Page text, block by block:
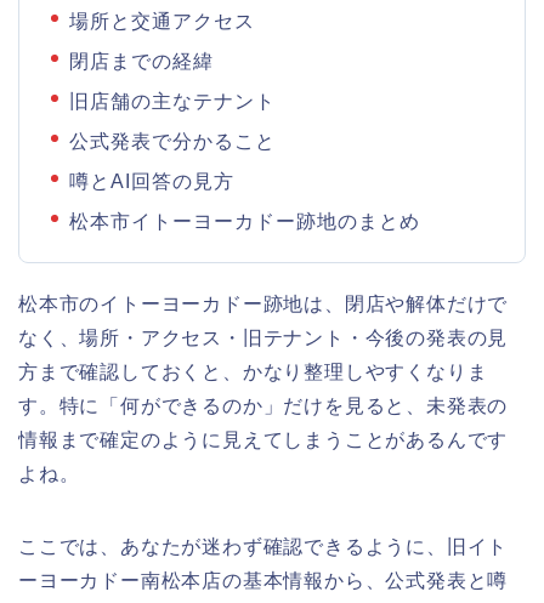
場所と交通アクセス
閉店までの経緯
旧店舗の主なテナント
公式発表で分かること
噂とAI回答の見方
松本市イトーヨーカドー跡地のまとめ
松本市のイトーヨーカドー跡地は、閉店や解体だけで
なく、場所・アクセス・旧テナント・今後の発表の見
方まで確認しておくと、かなり整理しやすくなりま
す。特に「何ができるのか」だけを見ると、未発表の
情報まで確定のように見えてしまうことがあるんです
よね。
ここでは、あなたが迷わず確認できるように、旧イト
ーヨーカドー南松本店の基本情報から、公式発表と噂